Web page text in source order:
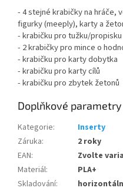
- 4 stejné krabičky na hráče,
figurky (meeply), karty a
- krabičku pro tužku/propisku
- 2 krabičky pro mince o
- krabičku pro karty dobytka
- krabičku pro karty cílů
- krabičku pro zbytek žetonů
Doplňkové parametry
Kategorie:
Inserty
Záruka:
2 roky
EAN:
Zvolte
Materiál:
PLA+
Skladování: